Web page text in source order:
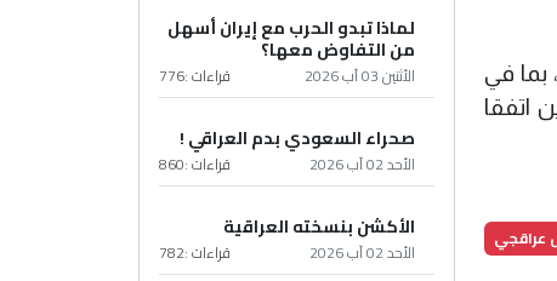
بما في
اتفقا
عراقجي
لماذا تبدو الحرب مع إيران أسهل
من التفاوض معها؟
الأثنين 03 آب 2026 قراءات :776
صحراء السعودي بدم العراقي !
الأحد 02 آب 2026 قراءات :860
الأكشن بنسخته العراقية
الأحد 02 آب 2026 قراءات :782